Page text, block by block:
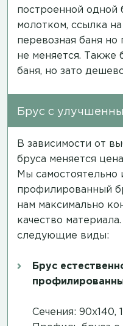
построенной одной
молотком, ссылка
перевозная баня но
не меняется. Также
баня, но зато
Брус с
В зависимости от
бруса меняется
Мы самостоятельно
профилированный
нам максимально
качество
следующие виды:
Брус
Сечения: 90х140,